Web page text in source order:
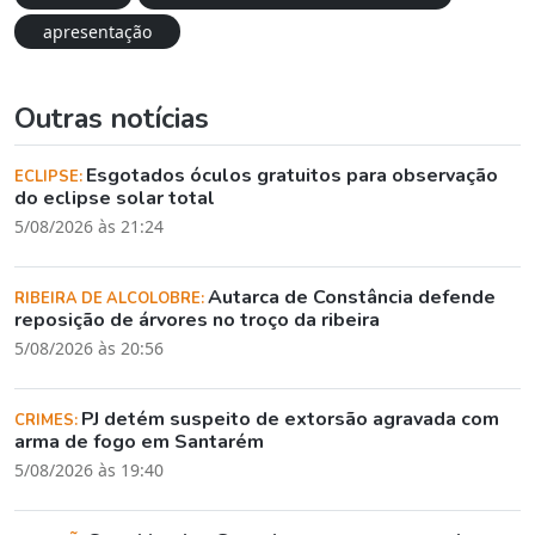
apresentação
Outras notícias
ECLIPSE: Esgotados óculos gratuitos para observação
do eclipse solar total
5/08/2026 às 21:24
RIBEIRA DE ALCOLOBRE:Autarca de Constância defende
reposição de árvores no troço da ribeira
5/08/2026 às 20:56
CRIMES: PJ detém suspeito de extorsão agravada com
arma de fogo em Santarém
5/08/2026 às 19:40